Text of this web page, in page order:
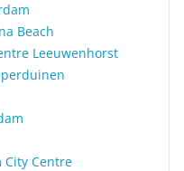
Beach
Leeuwenhorst
City Centre